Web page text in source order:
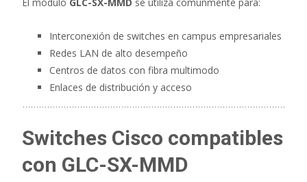
Interconexión de switches en campus empresariales
Redes LAN de alto desempeño
Centros de datos con fibra multimodo
Enlaces de distribución y acceso
Switches Cisco compatibles
con GLC-SX-MMD